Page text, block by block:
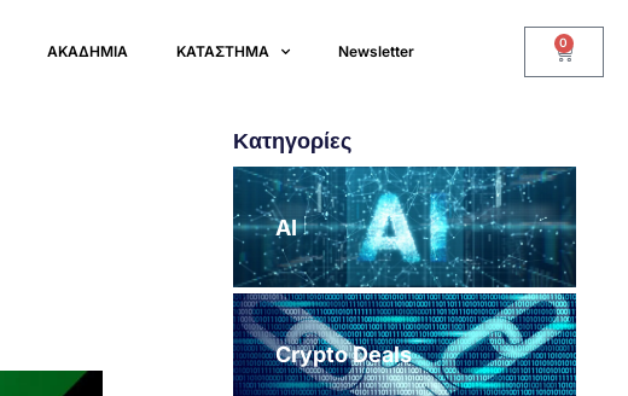
ΑΚΑΔΗΜΙΑ ΚΑΤΑΣΤΗΜΑ Newsletter 0
Κατηγορίες
AI
Crypto Deals